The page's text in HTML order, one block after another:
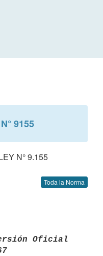
N° 9155
N° 9.155
Toda la Norma
Oficial